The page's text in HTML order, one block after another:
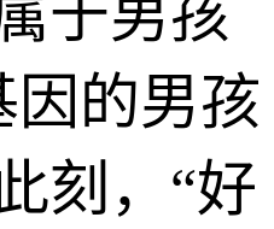
于男孩
因的男孩
刻，“好